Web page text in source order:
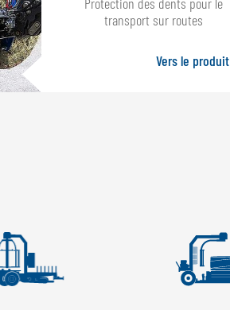
transport sur routes
Vers le produit